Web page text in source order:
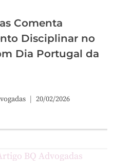
Comenta
Disciplinar no
Dia Portugal da
20/02/2026